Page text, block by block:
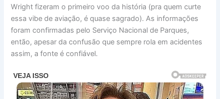
Wright fizeram o primeiro voo da história (pra quem curte
essa vibe de aviação, é quase sagrado). As informações
foram confirmadas pelo Serviço Nacional de Parques,
então, apesar da confusão que sempre rola em acidentes
assim, a fonte é confiável.